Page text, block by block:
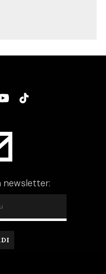
newsletter: